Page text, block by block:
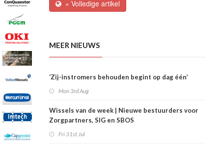
» Volledige artikel
MEER NIEUWS
‘Zij-instromers behouden begint op dag één’
Mon 3rd Aug
Wissels van de week | Nieuwe bestuurders voor
Zorgpartners, SIG en SBOS
Fri 31st Jul